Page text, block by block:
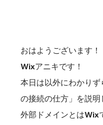
おはようございます！
Wixアニキです！
本日は以外にわかり
の接続の仕方」を説明
外部ドメインとはWix